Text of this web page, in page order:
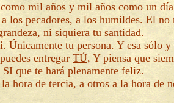
mil años y mil años como un
los pecadores, a los humildes. El no
ni siquiera tu santidad.
Únicamente tu persona. Y esa sólo y
entregar TÚ, Y piensa que
que te hará plenamente feliz.
hora de tercia, a otros a la hora de